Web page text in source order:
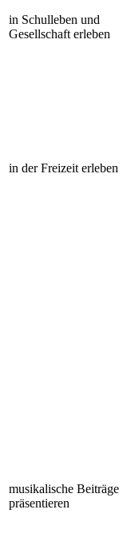
in Schulleben und
Gesellschaft erleben
in der Freizeit erleben
musikalische Beiträge
präsentieren